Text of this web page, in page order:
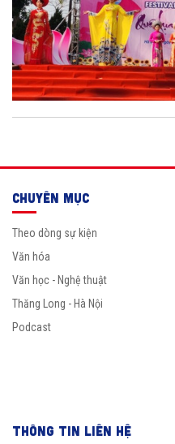
CHUYÊN MỤC
Theo dòng sự kiện
Văn hóa
Văn học - Nghệ thuật
Thăng Long - Hà Nội
Podcast
THÔNG TIN LIÊN HỆ